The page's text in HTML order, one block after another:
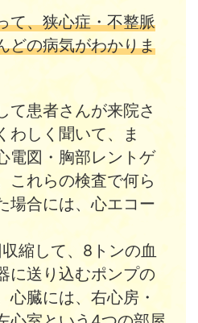
て、狭心症・不整脈
どの病気がわかりま
て患者さんが来院さ
わしく聞いて、ま
電図・胸部レントゲ
これらの検査で何ら
場合には、心エコー
縮して、8トンの血
に送り込むポンプの
心臓には、右心房・